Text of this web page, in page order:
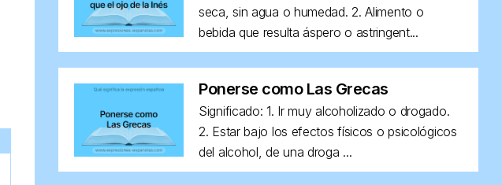
seca, sin agua o humedad. 2. Alimento o
bebida que resulta áspero o astringent...
Ponerse como Las Grecas
Significado: 1. Ir muy alcoholizado o drogado.
2. Estar bajo los efectos físicos o psicológicos
del alcohol, de una droga ...